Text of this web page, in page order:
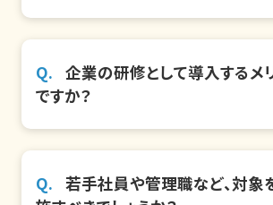
企業の研修として導入するメ
ですか？
若手社員や管理職など、対象